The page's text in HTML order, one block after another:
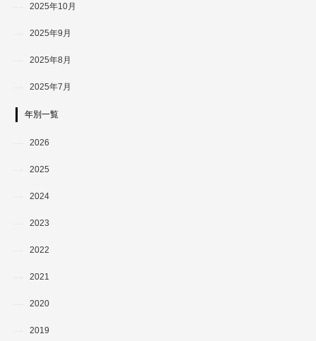
2025年10月
2025年9月
2025年8月
2025年7月
年別一覧
2026
2025
2024
2023
2022
2021
2020
2019